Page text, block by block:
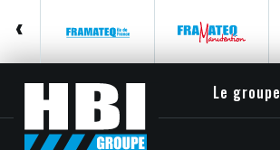
Le groupe